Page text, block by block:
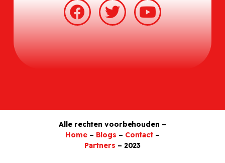
Alle rechten voorbehouden –
Home– Blogs – Contact –
Partners – 2023